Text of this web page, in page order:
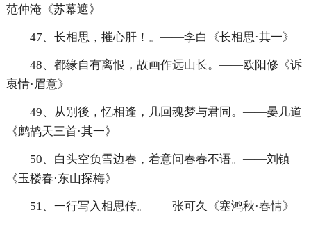
范仲淹《苏幕遮》
47、长相思，摧心肝！。——李白《长相思·其一》
48、都缘自有离恨，故画作远山长。——欧阳修《诉
衷情·眉意》
49、从别後，忆相逢，几回魂梦与君同。——晏几道
《鹧鸪天三首·其一》
50、白头空负雪边春，着意问春春不语。——刘镇
《玉楼春·东山探梅》
51、一行写入相思传。——张可久《塞鸿秋·春情》